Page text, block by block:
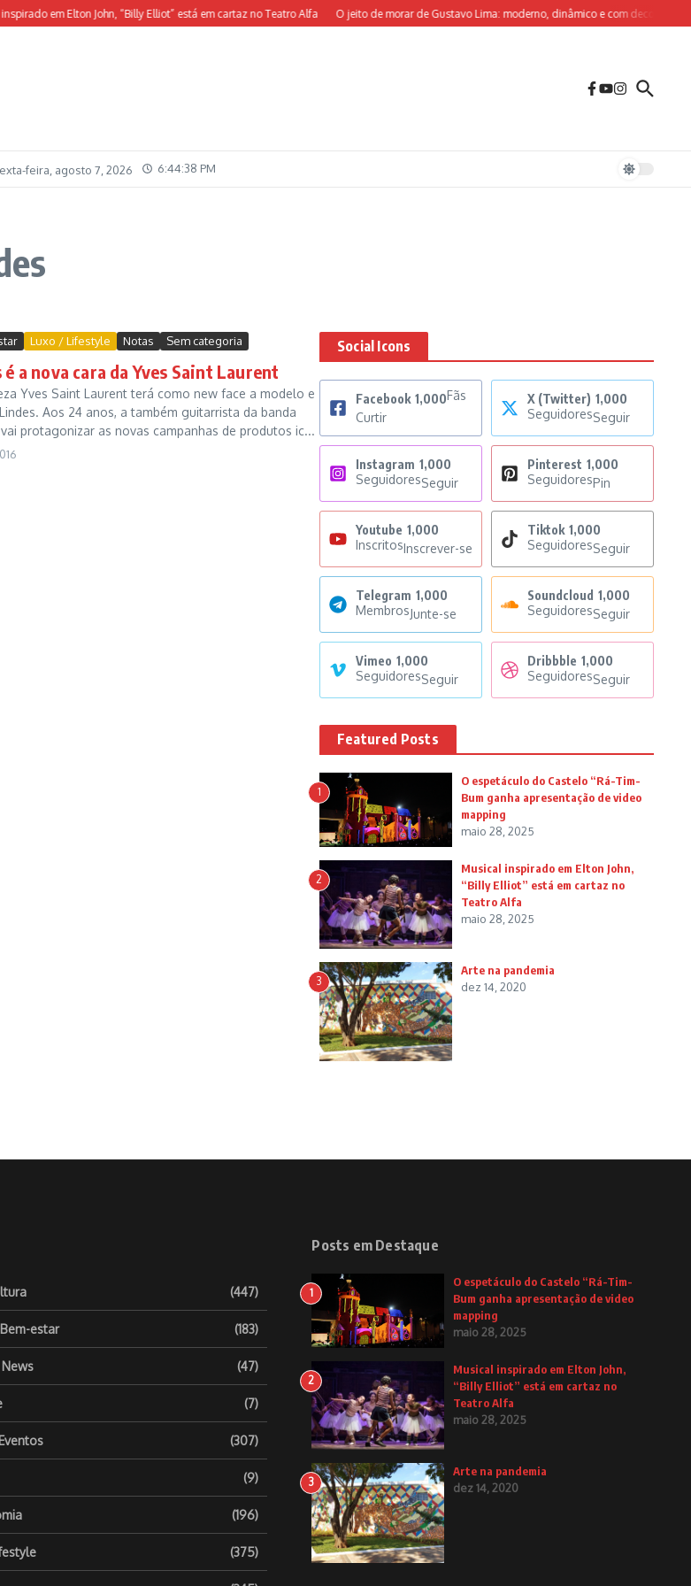
em Elton John, “Billy Elliot” está em cartaz no Teatro Alfa O jeito de morar de Gustavo Lima: moderno, dinâmico e com decoração
feira, agosto 7, 2026 6:44:39 PM
Luxo / Lifestyle Notas Sem categoria
a nova cara da Yves Saint Laurent
Yves Saint Laurent terá como new face a modelo e
Aos 24 anos, a também guitarrista da banda
protagonizar as novas campanhas de produtos ic...
Social Icons
Facebook 1,000Fãs
Curtir
X (Twitter) 1,000
SeguidoresSeguir
Instagram 1,000
SeguidoresSeguir
Pinterest 1,000
SeguidoresPin
Youtube 1,000
InscritosInscrever-se
Tiktok 1,000
SeguidoresSeguir
Telegram 1,000
MembrosJunte-se
Soundcloud 1,000
SeguidoresSeguir
Vimeo 1,000
SeguidoresSeguir
Dribbble 1,000
SeguidoresSeguir
Featured Posts
1
O espetáculo do Castelo “Rá-Tim-
Bum ganha apresentação de video
mapping
maio 28, 2025
2
Musical inspirado em Elton John,
“Billy Elliot” está em cartaz no
Teatro Alfa
maio 28, 2025
3
Arte na pandemia
dez 14, 2020
(447)
estar (183)
(47)
(7)
(307)
(9)
(196)
(375)
Posts em Destaque
1
O espetáculo do Castelo “Rá-Tim-
Bum ganha apresentação de video
mapping
maio 28, 2025
2
Musical inspirado em Elton John,
“Billy Elliot” está em cartaz no
Teatro Alfa
maio 28, 2025
3
Arte na pandemia
dez 14, 2020